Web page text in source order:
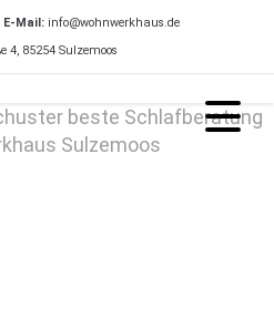
E-Mail: info@wohnwerkhaus.de
4, 85254 Sulzemoos